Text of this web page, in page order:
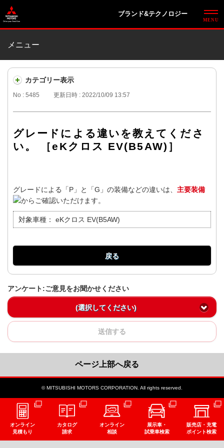
ブランド&テクノロジー
メニュー
カテゴリー表示
No : 5485 更新日時 : 2022/10/09 13:57
グレードによる違いを教えてくださ
い。 ［eKクロス EV(B5AW)］
グレードによる「P」と「G」の装備などの違いは、 主要装備
からご確認いただけます。
対象車種： eKクロス EV(B5AW)
戻る
アンケート:ご意見をお聞かせください
(選択してください)
送信する
ページ上部へ戻る
© MITSUBISHI MOTORS CORPORATION. All rights reserved.
オンライン
見積もり
カタログ
請求
オンライン
相談
展示車・
試乗車検索
販売店・充電
ポイント検索